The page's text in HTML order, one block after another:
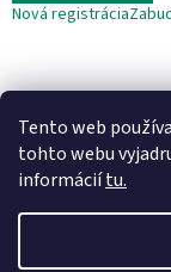
Tento web
tohto webu
informáciítu.
Nová registrácia